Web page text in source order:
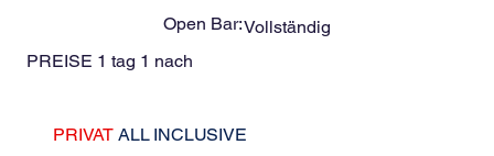
Open Bar:Vollständig
PREISE 1 tag 1 nach
PRIVAT ALL INCLUSIVE